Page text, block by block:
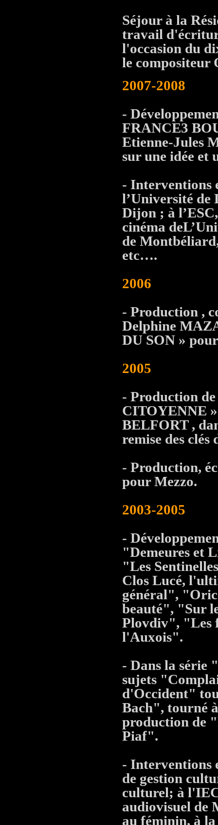
Séjour à la
travail
l'occasion du
le
2007-2008
-
FRANCE3
Etienne-Jules
sur une idée et
- Interventions
l’Université de
Dijon ; à
cinéma
de
etc….
2006
- Production ,
Delphine
DU SON »
2005
- Production
CITOYENNE
BELFORT ,
remise des
- Production,
pour Mezzo.
2003-2005
-
"Demeures et
"Les
Clos Lucé,
général",
beauté", "Sur
Plovdiv", "Les
l'Auxois".
- Dans la série
sujets
d'Occident"
Bach", tourné
production de
Piaf".
- Interventions
de gestion
culturel; à
audiovisuel de
au féminin, à